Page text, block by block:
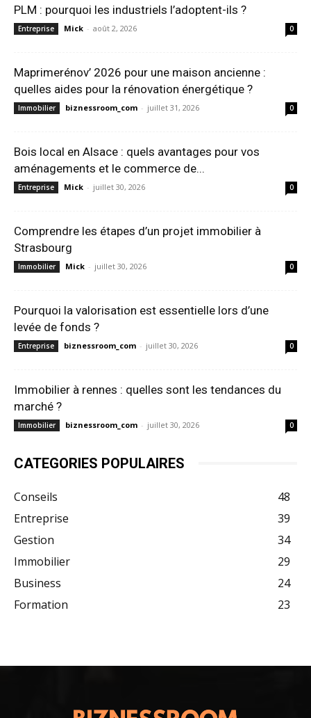
PLM : pourquoi les industriels l’adoptent-ils ?
Entreprise Mick - août 2, 2026 0
Maprimerénov’ 2026 pour une maison ancienne :
quelles aides pour la rénovation énergétique ?
Immobilier biznessroom_com - juillet 31, 2026 0
Bois local en Alsace : quels avantages pour vos
aménagements et le commerce de...
Entreprise Mick - juillet 30, 2026 0
Comprendre les étapes d’un projet immobilier à
Strasbourg
Immobilier Mick - juillet 30, 2026 0
Pourquoi la valorisation est essentielle lors d’une
levée de fonds ?
Entreprise biznessroom_com - juillet 30, 2026 0
Immobilier à rennes : quelles sont les tendances du
marché ?
Immobilier biznessroom_com - juillet 30, 2026 0
CATEGORIES POPULAIRES
Conseils
48
Entreprise
39
Gestion
34
Immobilier
29
Business
24
Formation
23